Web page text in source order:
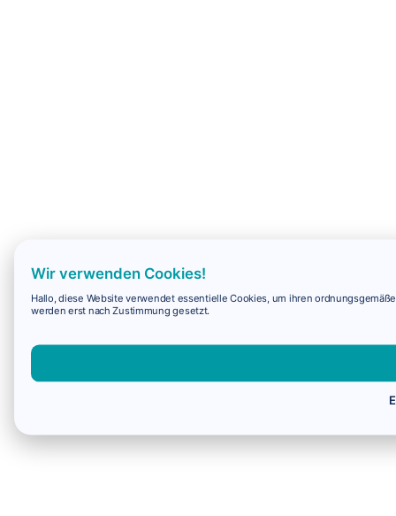
Wir verwenden Cookies!
Hallo, diese Website verwendet essentielle Cookies, um ihren
werden erst nach Zustimmung gesetzt.